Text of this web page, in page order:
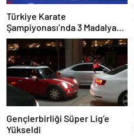
Türkiye Karate
Şampiyonası’nda 3 Madalya
Kazandı
Gençlerbirliği Süper Lig’e
Yükseldi